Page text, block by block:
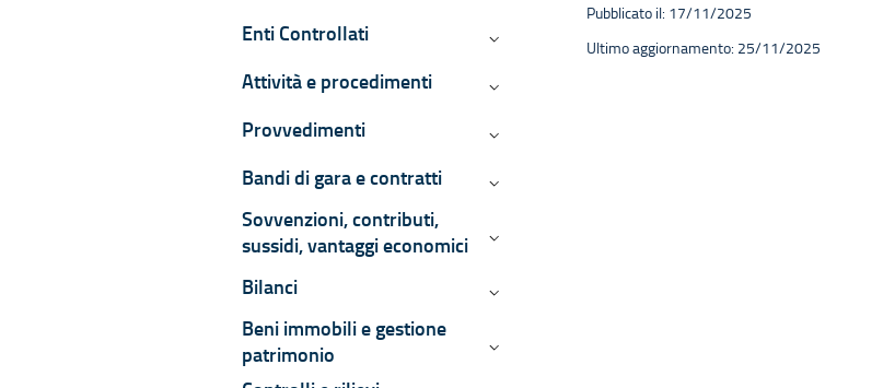
Pubblicato il: 17/11/2025
Ultimo aggiornamento: 25/11/2025
Enti Controllati Enti Controllati
Attività e procedimenti Attività e procedimenti
Provvedimenti Provvedimenti
Bandi di gara e contratti Bandi di gara e contratti
Sovvenzioni, contributi,
sussidi, vantaggi economici
Sovvenzioni, contributi, sussidi, vantaggi economici
Bilanci Bilanci
Beni immobili e gestione
patrimonio
Beni immobili e gestione patrimonio